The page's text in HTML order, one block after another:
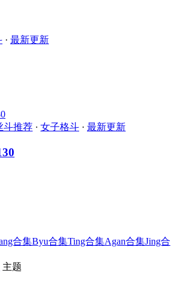
· 最新更新
斗推荐 · 女子格斗 · 最新更新
合集Byu合集Ting合集Agan合集Jing合
主题